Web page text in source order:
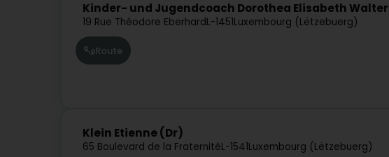
Kinder- und Jugendcoach Dorothea Elisabeth Walter
19 Rue Théodore EberhardL-1451Luxembourg (Lëtzebuerg)
Route
Klein Etienne (Dr)
65 Boulevard de la FraternitéL-1541Luxembourg (Lëtzebuerg)